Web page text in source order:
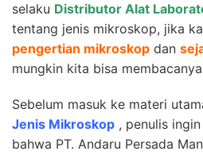
selaku Distributor Alat
tentang jenis mikroskop, jika
pengertian mikroskop dan
mungkin kita bisa
Sebelum masuk ke materi
Jenis Mikroskop , penulis
bahwa PT. Andaru Persada